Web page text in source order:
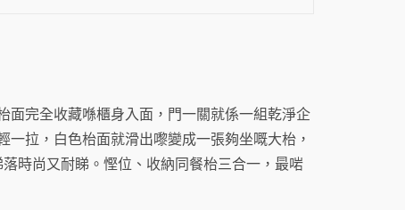
面完全收藏喺櫃身入面，門一關就係一組乾淨企
拉，白色枱面就滑出嚟變成一張夠坐嘅大枱，
時尚又耐睇。慳位、收納同餐枱三合一，最啱